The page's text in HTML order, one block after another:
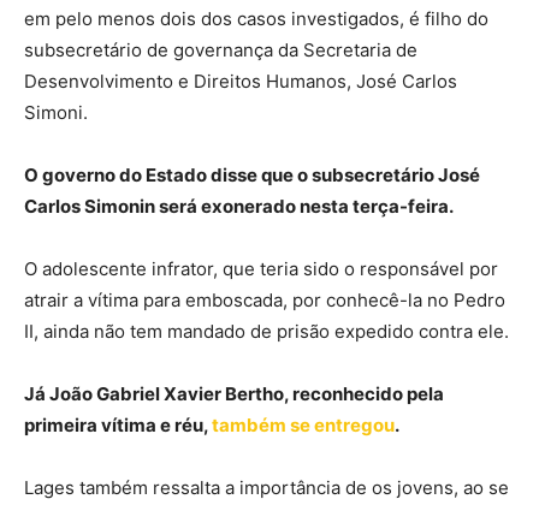
em pelo menos dois dos casos investigados, é filho do
subsecretário de governança da Secretaria de
Desenvolvimento e Direitos Humanos, José Carlos
Simoni.
O governo do Estado disse que o subsecretário José
Carlos Simonin será exonerado nesta terça-feira.
O adolescente infrator, que teria sido o responsável por
atrair a vítima para emboscada, por conhecê-la no Pedro
II, ainda não tem mandado de prisão expedido contra ele.
Já João Gabriel Xavier Bertho, reconhecido pela
primeira vítima e réu,também se entregou.
Lages também ressalta a importância de os jovens, ao se